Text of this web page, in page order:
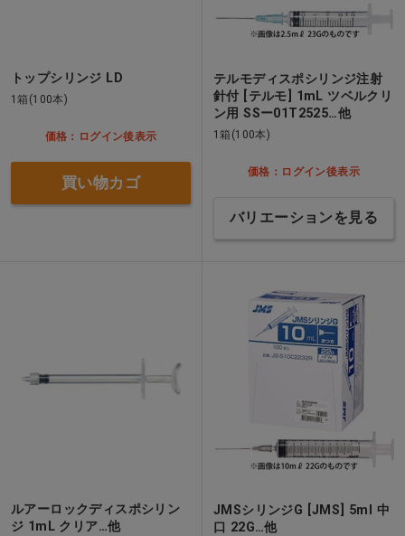
トップシリンジ LD
1箱(100本)
価格：ログイン後表示
買い物カゴ
テルモディスポシリンジ注射
針付 [テルモ] 1mL ツベルクリ
ン用 SSー01T2525…他
1箱(100本)
価格：ログイン後表示
バリエーションを見る
ルアーロックディスポシリン
ジ 1mL クリア…他
JMSシリンジG [JMS] 5ml 中
口 22G…他